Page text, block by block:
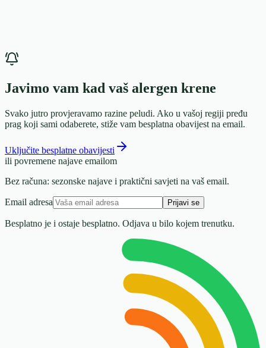
Javimo vam kad vaš alergen krene
Svako jutro provjeravamo razine peludi. Ako u vašoj regiji pređu
prag koji sami odaberete, stiže vam besplatna obavijest na email.
Uključite besplatne obavijesti
ili povremene najave emailom
Bez računa: sezonske najave i praktični savjeti na vaš email.
Email adresa Prijavi se
Besplatno je i ostaje besplatno. Odjava u bilo kojem trenutku.